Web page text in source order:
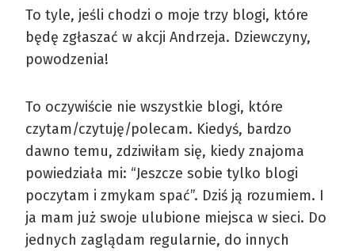
To tyle, jeśli chodzi o moje trzy blogi, które
będę zgłaszać w akcji Andrzeja. Dziewczyny,
powodzenia!
To oczywiście nie wszystkie blogi, które
czytam/czytuję/polecam. Kiedyś, bardzo
dawno temu, zdziwiłam się, kiedy znajoma
powiedziała mi: “Jeszcze sobie tylko blogi
poczytam i zmykam spać”. Dziś ją rozumiem. I
ja mam już swoje ulubione miejsca w sieci. Do
jednych zaglądam regularnie, do innych